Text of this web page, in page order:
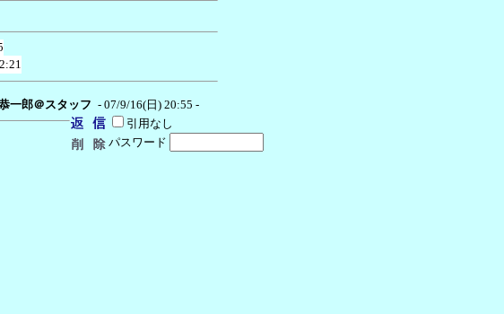
一郎＠スタッフ - 07/9/16(日) 20:55 -
引用なし
パスワード